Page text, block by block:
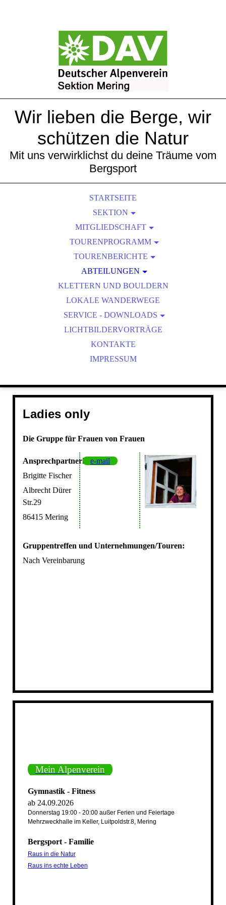
Wir lieben die Berge, wir
schützen die Natur
Mit uns verwirklichst du deine Träume vom
Bergsport
STARTSEITE
SEKTION
VORSTANDSCHAFT
GESCHÄFTSSTELLE
TERMINE
SATZUNG
MITGLIEDSCHAFT
MITGLIED WERDEN
VORTEILE
TOURENPROGRAMM
MITTELGEBIRGSTOUR: FRÄNKISCHES SAALETAL, 2
TOURENBERICHTE
TOUREN 2026
TOUREN 2025
TOUREN 2024
ABTEILUNGEN
KINDER- UND JUGENDGRUPPEN
FAMILIENGRUPPE
LADIES ONLY
JUNGSENIOREN
MIXED AKTIV
SENIOREN
KLETTERN UND BOULDERN
LOKALE WANDERWEGE
SERVICE - DOWNLOADS
AUSRÜSTUNGSVERLEIH
LICHTBILDERVORTRÄGE
KONTAKTE
IMPRESSUM
Ladies only
Die Gruppe für Frauen von Frauen
Ansprechpartnerin:
Brigitte Fischer
Albrecht Dürer
Str.29
86415 Mering
e-mail
Gruppentreffen und Unternehmungen/Touren:
Nach Vereinbarung
Mein Alpenverein
Gymnastik - Fitness
ab 24.09.2026
Donnerstag 19:00 - 20:00 außer Ferien und Feiertage
Mehrzweckhalle im Keller, Luitpoldstr.8, Mering
Bergsport - Familie
Raus in die Natur
Raus ins echte Leben